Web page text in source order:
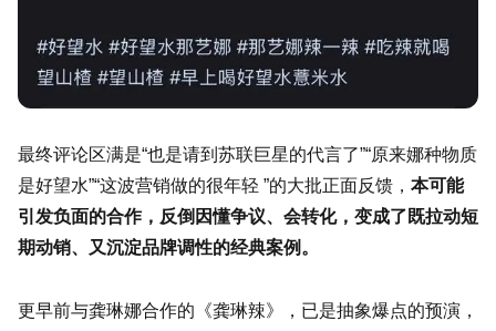
最终评论区满是“也是请到苏联巨星的代言了”“原来娜种物质
是好望水”“这波营销做的很年轻 ”的大批正面反馈， 本可能
引发负面的合作，反倒因懂争议、会转化，变成了既拉动短
期动销、又沉淀品牌调性的经典案例。
更早前与龚琳娜合作的《龚琳辣》，已是抽象爆点的预演，